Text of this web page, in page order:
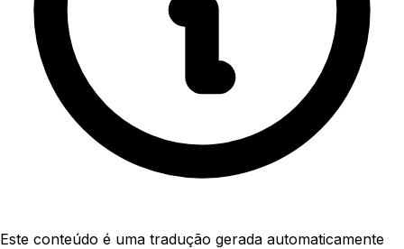
Este conteúdo é uma tradução gerada automaticamente